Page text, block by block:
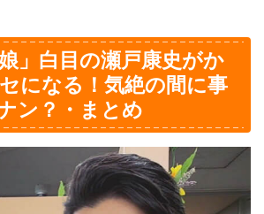
」白目の瀬戸康史がか
になる！気絶の間に事
ン？・まとめ